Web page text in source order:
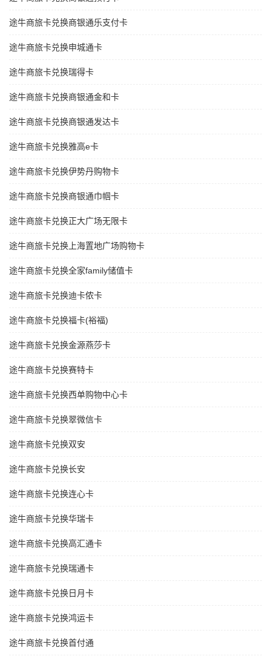
途牛商旅卡兑换商银通乐支付卡
途牛商旅卡兑换申城通卡
途牛商旅卡兑换瑞得卡
途牛商旅卡兑换商银通金和卡
途牛商旅卡兑换商银通发达卡
途牛商旅卡兑换雅高e卡
途牛商旅卡兑换伊势丹购物卡
途牛商旅卡兑换商银通巾帼卡
途牛商旅卡兑换正大广场无限卡
途牛商旅卡兑换上海置地广场购物卡
途牛商旅卡兑换全家family储值卡
途牛商旅卡兑换迪卡侬卡
途牛商旅卡兑换福卡(裕福)
途牛商旅卡兑换金源燕莎卡
途牛商旅卡兑换赛特卡
途牛商旅卡兑换西单购物中心卡
途牛商旅卡兑换翠微信卡
途牛商旅卡兑换双安
途牛商旅卡兑换长安
途牛商旅卡兑换连心卡
途牛商旅卡兑换华瑞卡
途牛商旅卡兑换高汇通卡
途牛商旅卡兑换瑞通卡
途牛商旅卡兑换日月卡
途牛商旅卡兑换鸿运卡
途牛商旅卡兑换首付通